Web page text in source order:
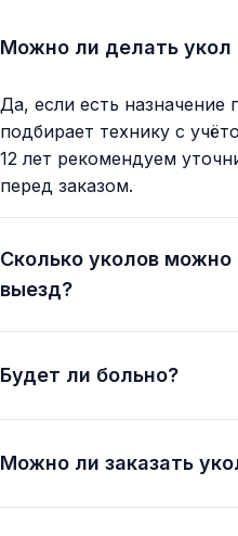
Можно ли делать укол
Да, если есть назначение
подбирает технику с
12 лет рекомендуем
перед заказом.
Сколько уколов можно
выезд?
Будет ли больно?
Можно ли заказать